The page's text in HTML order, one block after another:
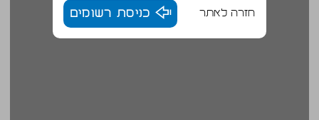
חזרה לאתר כניסת רשומים